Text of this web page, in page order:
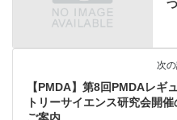
次
【PMDA】第8回PMDAレギ
トリーサイエンス研究会開催